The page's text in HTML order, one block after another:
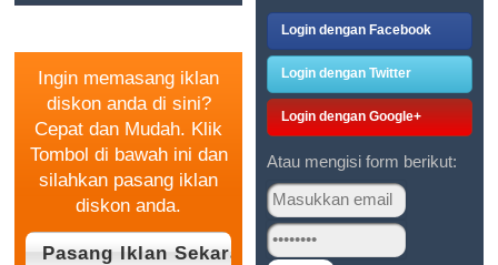
Ingin memasang iklan
diskon anda di sini?
Cepat dan Mudah. Klik
Tombol di bawah ini dan
silahkan pasang iklan
diskon anda.
Login dengan Facebook
Login dengan Twitter
Login dengan Google+
Atau mengisi form berikut: